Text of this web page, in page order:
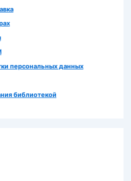
персональных данных
библиотекой